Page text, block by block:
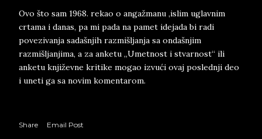
Ovo što sam 1968. rekao o angažmanu ,islim uglavnim
crtama i danas, pa mi pada na pamet idejada bi radi
povezivanja sadašnjih razmišljanja sa ondašnjim
razmišljanjima, a za anketu „Umetnost i stvarnost“ ili
anketu književne kritike mogao izvući ovaj poslednji deo
i uneti ga sa novim komentarom.
Share Email Post